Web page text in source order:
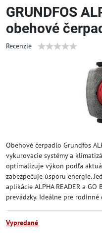
GRUNDFOS
obehové
Recenzie
Obehové čerpadlo Grundfos
vykurovacie systémy a
optimalizuje výkon podľa
zabezpečuje úsporu energie.
aplikácie ALPHA READER a
prevádzky. Ideálne pre
Vypredané